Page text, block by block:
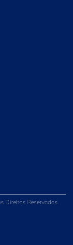
Direitos Reservados.